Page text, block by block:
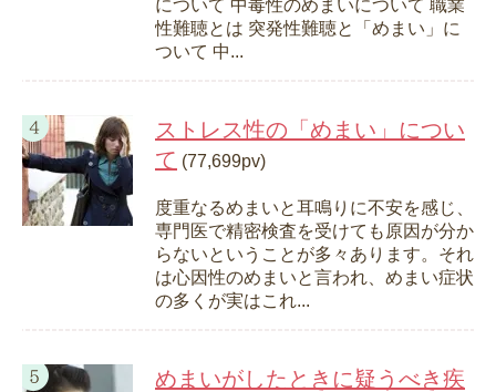
について 中毒性のめまいについて 職業
性難聴とは 突発性難聴と「めまい」に
ついて 中...
ストレス性の「めまい」につい
て (77,699pv)
度重なるめまいと耳鳴りに不安を感じ、
専門医で精密検査を受けても原因が分か
らないということが多々あります。それ
は心因性のめまいと言われ、めまい症状
の多くが実はこれ...
めまいがしたときに疑うべき疾